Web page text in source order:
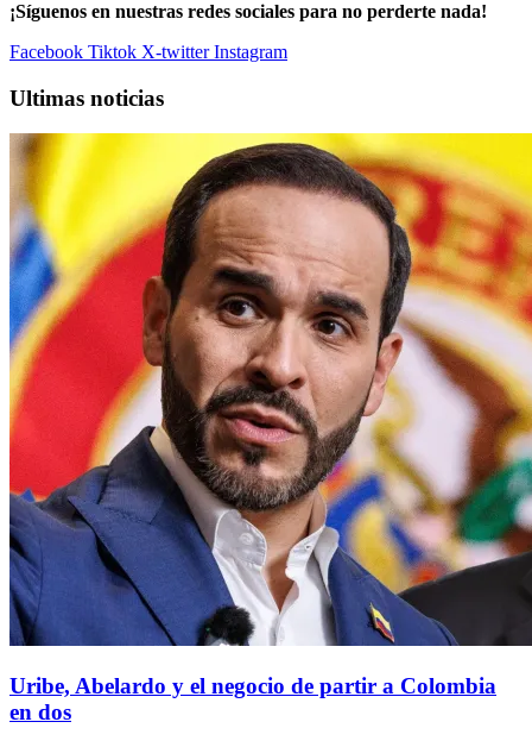
¡Síguenos en nuestras redes sociales para no perderte nada!
Facebook Tiktok X-twitter Instagram
Ultimas noticias
Uribe, Abelardo y el negocio de partir a Colombia
en dos